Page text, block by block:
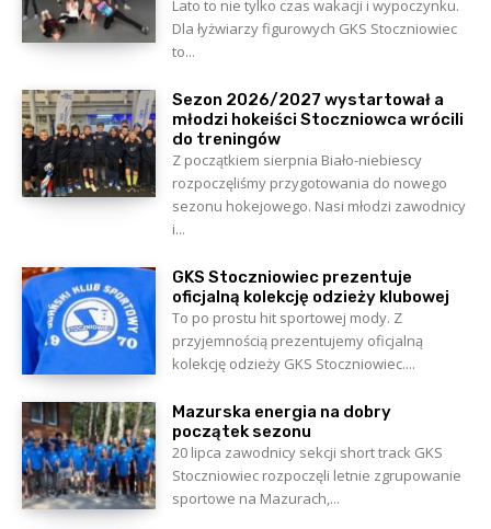
Lato to nie tylko czas wakacji i wypoczynku.
Dla łyżwiarzy figurowych GKS Stoczniowiec
to...
Sezon 2026/2027 wystartował a
młodzi hokeiści Stoczniowca wrócili
do treningów
Z początkiem sierpnia Biało-niebiescy
rozpoczęliśmy przygotowania do nowego
sezonu hokejowego. Nasi młodzi zawodnicy
i...
GKS Stoczniowiec prezentuje
oficjalną kolekcję odzieży klubowej
To po prostu hit sportowej mody. Z
przyjemnością prezentujemy oficjalną
kolekcję odzieży GKS Stoczniowiec....
Mazurska energia na dobry
początek sezonu
20 lipca zawodnicy sekcji short track GKS
Stoczniowiec rozpoczęli letnie zgrupowanie
sportowe na Mazurach,...